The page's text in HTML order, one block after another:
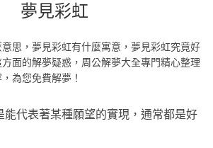
夢見彩虹
思，夢見彩虹有什麼寓意，夢見彩虹究竟好
面的解夢疑惑，周公解夢大全專門精心整理
為您免費解夢！
能代表著某種願望的實現，通常都是好